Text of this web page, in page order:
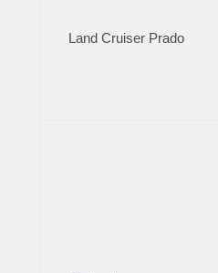
Land Cruiser Prado
Toyota